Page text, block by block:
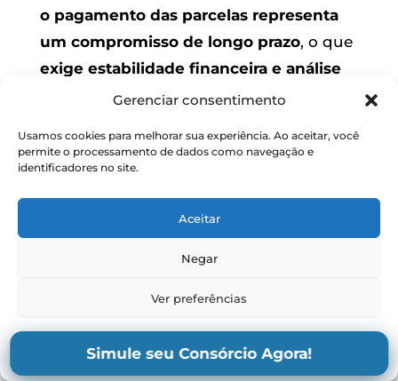
Gerenciar consentimento
Usamos cookies para melhorar sua experiência. Ao aceitar, você
permite o processamento de dados como navegação e
identificadores no site.
Aceitar
Negar
Ver preferências
de Uso – Mêndora Corretora
de Uso – Mêndora Corretora
o pagamento das parcelas representa
um compromisso de longo prazo, o que
exige estabilidade financeira e análise
cuidadosa da renda mensal antes da
Também é comum
ignorar a leitura
administração, fundo de reserva, regras
de contemplação e critérios de reajuste
precisam estar claros desde o
início. Quando o consorciado deixa
insatisfações surgem no futuro, mesmo
quando o processo ocorre corretamente.
Simule seu Consórcio Agora!